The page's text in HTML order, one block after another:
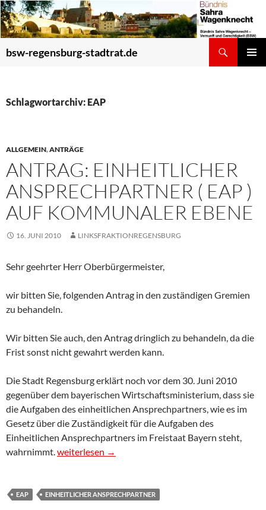
Zum
Inhalt
springen
bsw-regensburg-stadtrat.de
Schlagwortarchiv: EAP
ALLGEMEIN,ANTRÄGE
ANTRAG: EINHEITLICHER
ANSPRECHPARTNER ( EAP )
AUF KOMMUNALER EBENE
16. JUNI 2010 LINKSFRAKTIONREGENSBURG
Sehr geehrter Herr Oberbürgermeister,
wir bitten Sie, folgenden Antrag in den zuständigen Gremien
zu behandeln.
Wir bitten Sie auch, den Antrag dringlich zu behandeln, da die
Frist sonst nicht gewahrt werden kann.
Die Stadt Regensburg erklärt noch vor dem 30. Juni 2010
gegenüber dem bayerischen Wirtschaftsministerium, dass sie
die Aufgaben des einheitlichen Ansprechpartners, wie es im
Gesetz über die Zuständigkeit für die Aufgaben des
Einheitlichen Ansprechpartners im Freistaat Bayern steht,
wahrnimmt. Antrag: Einheitlicher Ansprechpartner ( EAP ) auf
weiterlesen →
EAP EINHEITLICHER ANSPRECHPARTNER